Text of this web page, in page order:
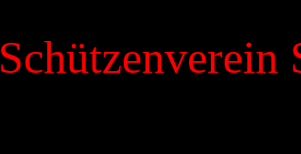
Schützenverein